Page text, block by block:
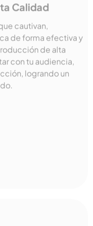
Calidad
cautivan,
de forma efectiva y
de alta
con tu audiencia,
logrando un